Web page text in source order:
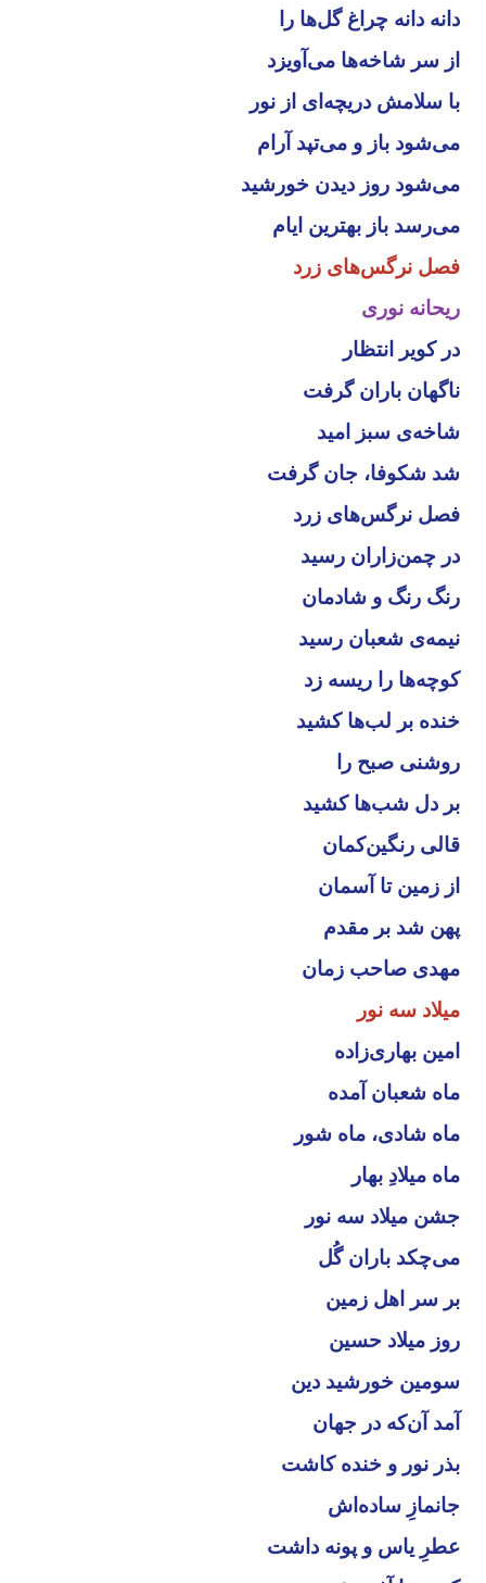
دانه دانه چراغ گل‌ها را
از سر شاخه‌ها می‌آویزد
با سلامش دریچه‌ای از نور
می‌شود باز و می‌تپد آرام
می‌شود روز دیدن خورشید
می‌رسد باز بهترین ایام
فصل نرگس‌های زرد
ریحانه نوری
در کویر انتظار
ناگهان باران گرفت
شاخه‌ی سبز امید
شد شکوفا، جان گرفت
فصل نرگس‌های زرد
در چمن‌زاران رسید
رنگ رنگ و شادمان
نیمه‌ی شعبان رسید
کوچه‌ها را ریسه زد
خنده بر لب‌ها کشید
روشنی صبح را
بر دل شب‌ها کشید
قالی رنگین‌کمان
از زمین تا آسمان
پهن شد بر مقدم
مهدی صاحب زمان
میلاد سه نور
امین بهاری‌زاده
ماه شعبان آمده
ماه شادی، ماه شور
ماه میلادِ بهار
جشن میلاد سه نور
می‌چکد باران گُل
بر سر اهل زمین
روز میلاد حسین
سومین خورشید دین
آمد آن‌که در جهان
بذر نور و خنده کاشت
جانمازِ ساده‌اش
عطرِ یاس و پونه داشت